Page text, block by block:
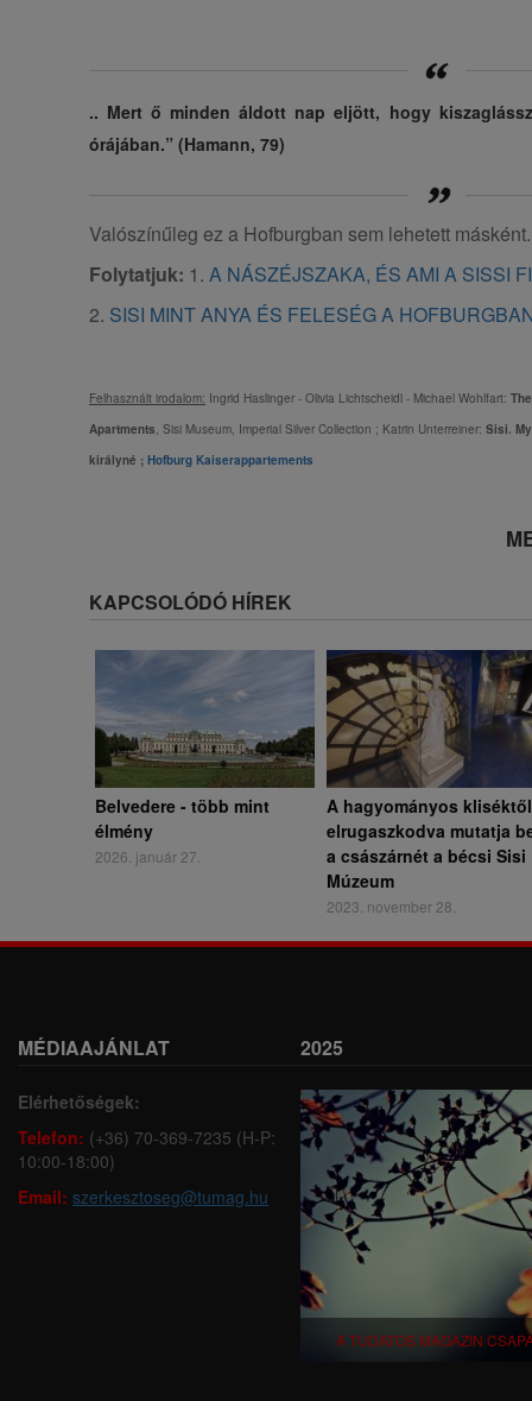
.. Mert ő minden áldott nap eljött, hogy
órájában.” (Hamann, 79)
Valószínűleg ez a Hofburgban sem lehetett másként.
Folytatjuk: 1. A NÁSZÉJSZAKA, ÉS AMI A SISSI
2. SISI MINT ANYA ÉS FELESÉG A
Felhasznált irodalom: Ingrid Haslinger - Olivia Lichtscheidl - Michael Wohlfart:
Apartments, Sisi Museum, Imperial Silver Collection ; Katrin Unterreiner: Sisi.
királyné ; Hofburg Kaiserappartements
KAPCSOLÓDÓ HÍREK
Belvedere - több mint
élmény
2026. január 27.
A hagyományos kliséktől
elrugaszkodva mutatja
a császárnét a bécsi Sisi
Múzeum
2023. november 28.
MÉDIAAJÁNLAT
Elérhetőségek:
Telefon: (+36) 70-369-7235 (H-P:
10:00-18:00)
Email: szerkesztoseg@tumag.hu
2025
A TUDATOS MAGAZIN